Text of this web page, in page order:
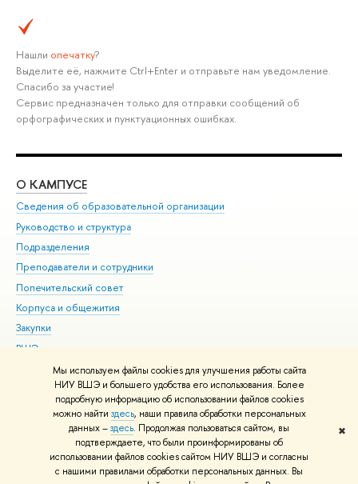
Мы используем файлы cookies для улучшения работы сайта
НИУ ВШЭ и большего удобства его использования. Более
подробную информацию об использовании файлов cookies
можно найти здесь, наши правила обработки персональных
данных –здесь. Продолжая пользоваться сайтом, вы
подтверждаете, что были проинформированы об
использовании файлов cookies сайтом НИУ ВШЭ и согласны
с нашими правилами обработки персональных данных. Вы
✖
Нашли опечатку?
Выделите её, нажмите Ctrl+Enter и отправьте нам уведомление.
Спасибо за участие!
Сервис предназначен только для отправки сообщений об
орфографических и пунктуационных ошибках.
О КАМПУСЕ
Сведения об образовательной организации
Руководство и структура
Подразделения
Преподаватели и сотрудники
Попечительский совет
Корпуса и общежития
Закупки
ВШЭ для студентов с ограниченными возможностями
здоровья и инвалидностью
Версия для слабовидящих
Единая платежная страница
© НИУ ВШЭ 1993–2026 Адреса и контакты Условия использования
материалов Политика конфиденциальности Карта сайта